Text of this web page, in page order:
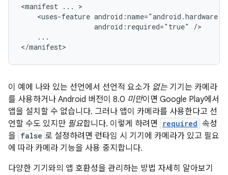
<manifest ...
<uses-feature
android:required="true"
...
</manifest>
이 예에 나와 있는 선언에서 선언적 요소가 없는기기는 카메라
를 사용하거나 Android 버전이 8.0 미만이면 Google Play에서
앱을 설치할 수 없습니다. 그러나 앱이 카메라를 사용한다고 선
언할 수도 있지만 필요합니다. 이렇게 하려면 required 속성
을 false 로 설정하려면 런타임 시 기기에 카메라가 있고 필요
에 따라 카메라 기능을 사용 중지합니다.
다양한 기기와의 앱 호환성을 관리하는 방법 자세히 알아보기